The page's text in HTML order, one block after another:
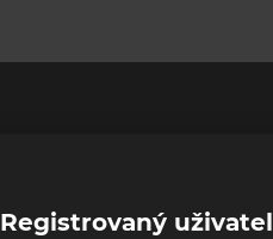
Registrovaný uživatel